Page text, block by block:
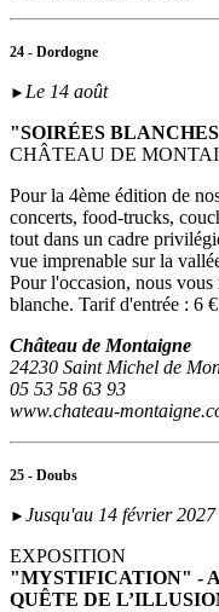
24 - Dordogne
► Le 14 août
"SOIRÉES
CHÂTEAU DE
Pour la 4ème édition de
concerts, food-trucks,
tout dans un cadre
vue imprenable sur la
Pour l'occasion, nous
blanche. Tarif d'entrée : 6
Château de Montaigne
24230 Saint Michel de
05 53 58 63 93
www.chateau-
25 - Doubs
► Jusqu'au 14 février 2027
EXPOSITION
"MYSTIFICATION" -
QUÊTE DE